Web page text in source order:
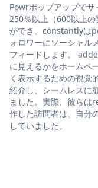
Powrポップアップで
250％以上（600以上
ができ、constantlyは
ォロワーにソーシャル
フィードします。
に見えるかをホームペ
く表示するための視覚
紹介し、シームレスに
ました。実際、彼ら
作した訪問者は、自分
していました。